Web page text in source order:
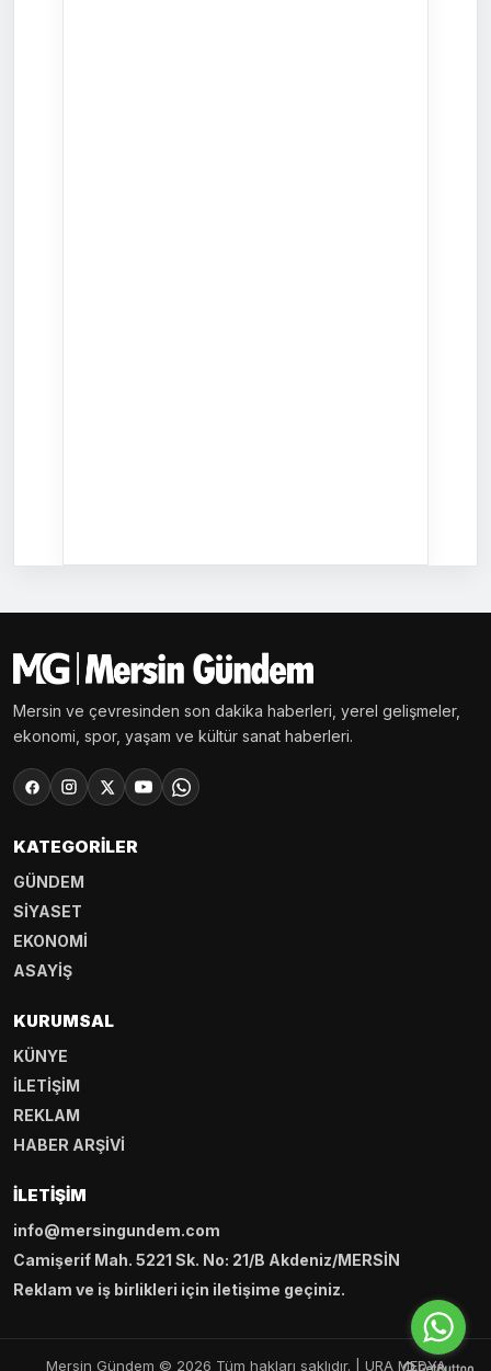
Mersin ve çevresinden son dakika haberleri, yerel gelişmeler,
ekonomi, spor, yaşam ve kültür sanat haberleri.
KATEGORILER
GÜNDEM
SİYASET
EKONOMİ
ASAYİŞ
KURUMSAL
KÜNYE
İLETİŞİM
REKLAM
HABER ARŞİVİ
İLETIŞIM
info@mersingundem.com
Camişerif Mah. 5221 Sk. No: 21/B Akdeniz/MERSİN
Reklam ve iş birlikleri için iletişime geçiniz.
Mersin Gündem © 2026 Tüm hakları saklıdır. | URA MEDYA